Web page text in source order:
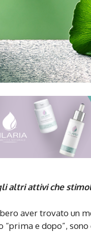
altri attivi che
aver trovato un
“prima e dopo”,